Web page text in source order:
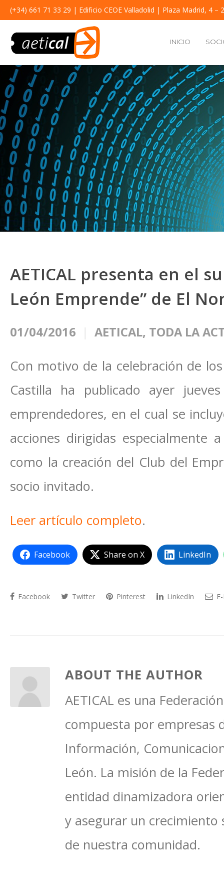
(+34) 661 71 33 29 | Edificio CEOE Valladolid | Plaza Madrid, 4 –
INICIO
AETICAL presenta en el
León Emprende” de El
01/04/2016 AETICAL, TODA LA
Con motivo de la celebración de
Castilla ha publicado ayer
emprendedores, en el cual se
acciones dirigidas especialmente
como la creación del Club del
socio invitado.
Leer artículo completo.
Facebook Share on X LinkedIn
Facebook Twitter Pinterest LinkedIn
ABOUT THE AUTHOR
AETICAL es una
compuesta por empresas
Información,
León. La misión de la
entidad dinamizadora
y asegurar un crecimiento
de nuestra comunidad.